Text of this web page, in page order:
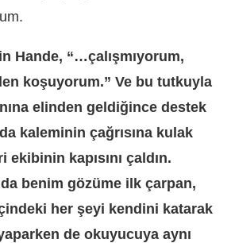
Hande, “…çalışmıyorum,
koşuyorum.” Ve bu tutkuyla
elinden geldiğince destek
kaleminin çağrısına kulak
ekibinin kapısını çaldın.
benim gözüme ilk çarpan,
her şeyi kendini katarak
de okuyucuya aynı